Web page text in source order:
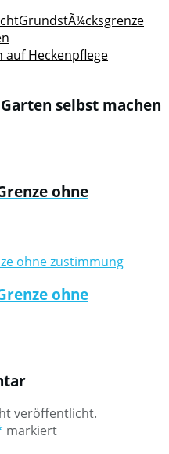
GrundstÃ¼cksgrenze
auf Heckenpflege
selbst machen
ohne
ohne
veröffentlicht.
markiert